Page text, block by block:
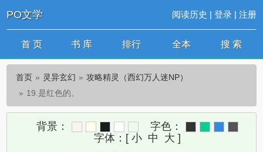
PO文学 阅读历史 | 登录| 注册
首 页 书 库 排行 全本 搜 索
首页 灵异玄幻
攻略精灵（西幻万人迷NP）
19.是红色的。
背景：
字色：
字体： [ 小 中 大 ]